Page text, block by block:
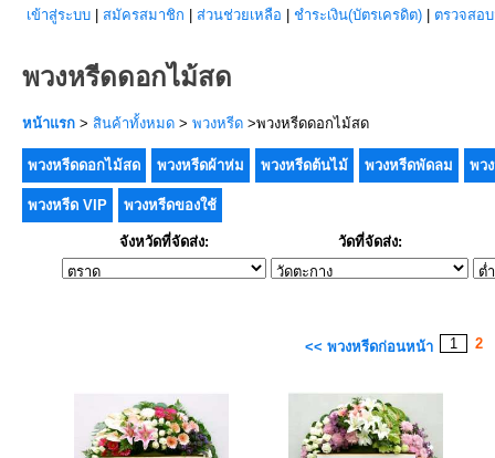
เข้าสู่ระบบ สมัครสมาชิก ส่วนช่วยเหลือ ชำระเงิน(บัตรเครดิต) ตรวจสอ
พวงหรีดดอกไม้สด
หน้าแรก > สินค้าทั้งหมด > พวงหรีด >พวงหรีดดอกไม้สด
พวงหรีดดอกไม้สด พวงหรีดผ้าห่ม พวงหรีดต้นไม้ พวงหรีดพัดลม พว
พวงหรีด VIP พวงหรีดของใช้
จังหวัดที่จัดส่ง: วัดที่จัดส่ง:
<< พวงหรีดก่อนหน้า 1 2